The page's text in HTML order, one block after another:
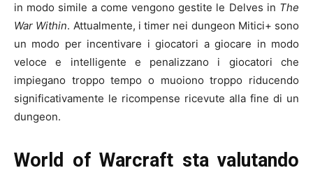
in modo simile a come vengono gestite le Delves in The
War Within. Attualmente, i timer nei dungeon Mitici+ sono
un modo per incentivare i giocatori a giocare in modo
veloce e intelligente e penalizzano i giocatori che
impiegano troppo tempo o muoiono troppo riducendo
significativamente le ricompense ricevute alla fine di un
dungeon.
World of Warcraft sta valutando